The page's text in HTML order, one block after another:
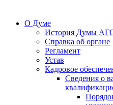
О Думе
История Думы
Справка об органе
Регламент
Устав
Кадровое
Сведения о